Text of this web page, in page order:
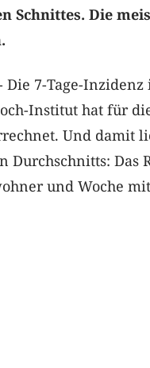
Schnittes. Die
Die 7-Tage-
Institut hat für
Und damit
Durchschnitts:
und Woche